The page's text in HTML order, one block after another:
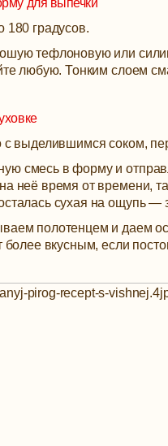
для выпечки
180 градусов.
тефлоновую или
любую. Тонким слоем
с выделившимся соком,
смесь в форму и
неё время от времени,
сухая на ощупь —
полотенцем и даем
более вкусным, если